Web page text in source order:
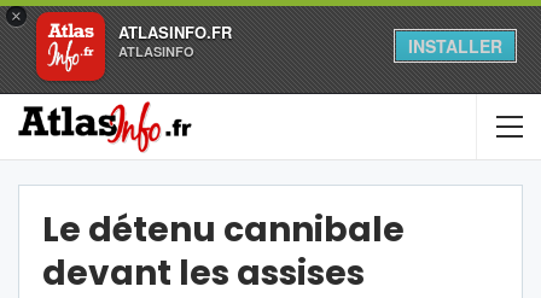
×
ATLASINFO.FR
ATLASINFO INSTALLER
Le détenu cannibale
devant les assises